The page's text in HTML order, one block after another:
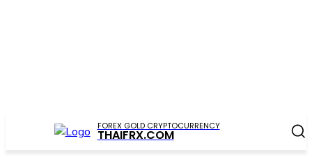
FOREX GOLD CRYPTOCURRENCY
THAIFRX.COM